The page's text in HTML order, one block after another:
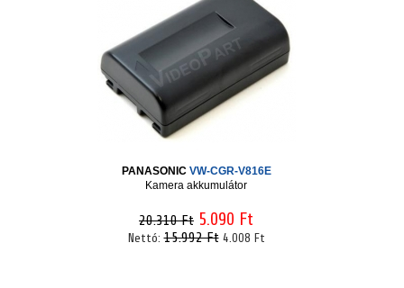
PANASONIC VW-CGR-V816E
Kamera akkumulátor
20.310 Ft 5.090 Ft
Nettó:15.992 Ft 4.008 Ft